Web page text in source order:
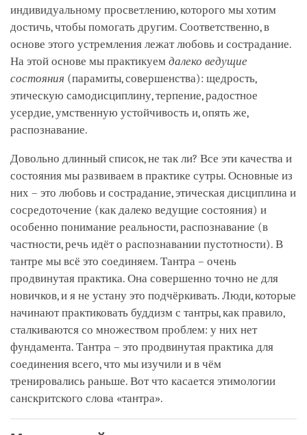
индивидуальному просветлению, которого мы хотим
достичь, чтобы помогать другим. Соответственно, в
основе этого устремления лежат любовь и сострадание.
На этой основе мы практикуем далеко ведущие
состояния (парамиты, совершенства): щедрость,
этическую самодисциплину, терпение, радостное
усердие, умственную устойчивость и, опять же,
распознавание.
Довольно длинный список, не так ли? Все эти качества и
состояния мы развиваем в практике сутры. Основные из
них – это любовь и сострадание, этическая дисциплина и
сосредоточение (как далеко ведущие состояния) и
особенно понимание реальности, распознавание (в
частности, речь идёт о распознавании пустотности). В
тантре мы всё это соединяем. Тантра – очень
продвинутая практика. Она совершенно точно не для
новичков, и я не устану это подчёркивать. Люди, которые
начинают практиковать буддизм с тантры, как правило,
сталкиваются со множеством проблем: у них нет
фундамента. Тантра – это продвинутая практика для
соединения всего, что мы изучили и в чём
тренировались раньше. Вот что касается этимологии
санскритского слова «тантра».